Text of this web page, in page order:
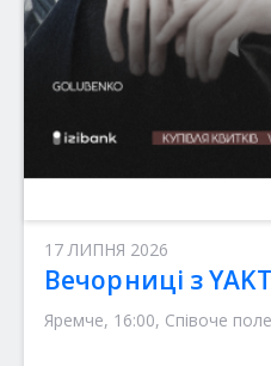
17 ЛИПНЯ 2026
Вечорниці з
Яремче, 16:00, Співоче поле